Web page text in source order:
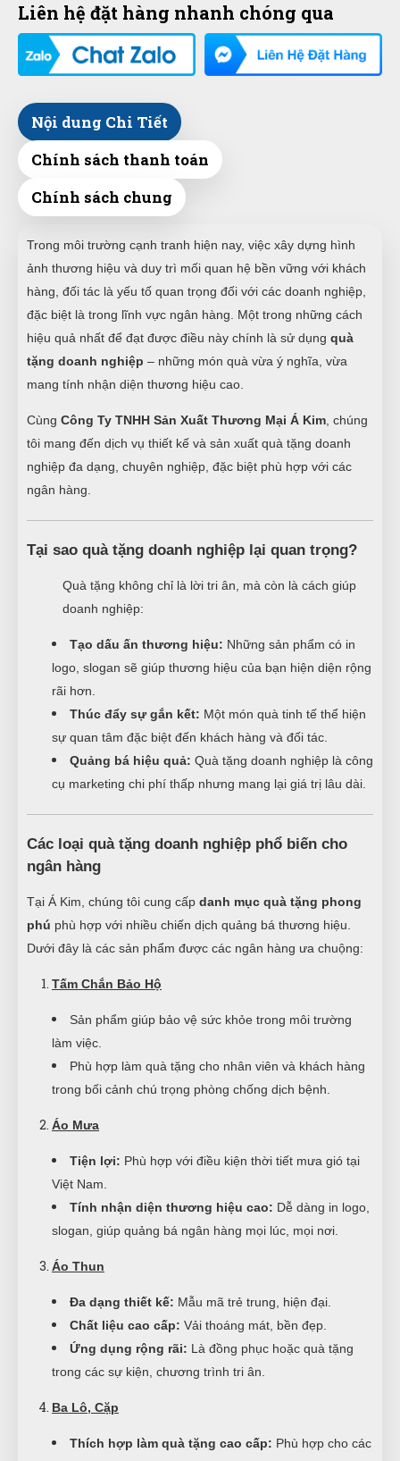
Liên hệ đặt hàng nhanh chóng qua
Nội dung Chi Tiết
Chính sách thanh toán
Chính sách chung
Trong môi trường cạnh tranh hiện nay, việc xây dựng hình
ảnh thương hiệu và duy trì mối quan hệ bền vững với khách
hàng, đối tác là yếu tố quan trọng đối với các doanh nghiệp,
đặc biệt là trong lĩnh vực ngân hàng. Một trong những cách
hiệu quả nhất để đạt được điều này chính là sử dụng quà
tặng doanh nghiệp – những món quà vừa ý nghĩa, vừa
mang tính nhận diện thương hiệu cao.
Cùng Công Ty TNHH Sản Xuất Thương Mại Á Kim , chúng
tôi mang đến dịch vụ thiết kế và sản xuất quà tặng doanh
nghiệp đa dạng, chuyên nghiệp, đặc biệt phù hợp với các
ngân hàng.
Tại sao quà tặng doanh nghiệp lại quan trọng?
Quà tặng không chỉ là lời tri ân, mà còn là cách giúp
doanh nghiệp:
Tạo dấu ấn thương hiệu: Những sản phẩm có in
logo, slogan sẽ giúp thương hiệu của bạn hiện diện rộng
rãi hơn.
Thúc đẩy sự gắn kết: Một món quà tinh tế thể hiện
sự quan tâm đặc biệt đến khách hàng và đối tác.
Quảng bá hiệu quả: Quà tặng doanh nghiệp là công
cụ marketing chi phí thấp nhưng mang lại giá trị lâu dài.
Các loại quà tặng doanh nghiệp phổ biến cho
ngân hàng
Tại Á Kim, chúng tôi cung cấp danh mục quà tặng phong
phú phù hợp với nhiều chiến dịch quảng bá thương hiệu.
Dưới đây là các sản phẩm được các ngân hàng ưa chuộng:
Tấm Chắn Bảo Hộ
Sản phẩm giúp bảo vệ sức khỏe trong môi trường
làm việc.
Phù hợp làm quà tặng cho nhân viên và khách hàng
trong bối cảnh chú trọng phòng chống dịch bệnh.
Áo Mưa
Tiện lợi: Phù hợp với điều kiện thời tiết mưa gió tại
Việt Nam.
Tính nhận diện thương hiệu cao: Dễ dàng in logo,
slogan, giúp quảng bá ngân hàng mọi lúc, mọi nơi.
Áo Thun
Đa dạng thiết kế: Mẫu mã trẻ trung, hiện đại.
Chất liệu cao cấp: Vải thoáng mát, bền đẹp.
Ứng dụng rộng rãi: Là đồng phục hoặc quà tặng
trong các sự kiện, chương trình tri ân.
Ba Lô, Cặp
Thích hợp làm quà tặng cao cấp: Phù hợp cho các